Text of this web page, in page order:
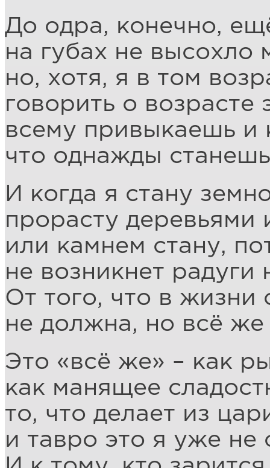
До одра, конечно,
на губах не высохло
но, хотя, я в том
говорить о возрасте
всему привыкаешь и
что однажды
И когда я стану
прорасту деревьями
или камнем стану,
не возникнет радуги
От того, что в жизни
не должна, но всё
Это «всё же» – как
как манящее
то, что делает из
и тавро это я уже не